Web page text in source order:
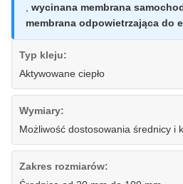
wycinana membrana
membrana odpowietrzająca do
Typ kleju:
Aktywowane ciepło
Wymiary:
Możliwość dostosowania średnicy i
Zakres rozmiarów: